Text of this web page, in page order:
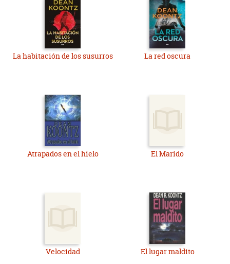
La habitación de los susurros La red oscura
Atrapados en el hielo El Marido
Velocidad El lugar maldito